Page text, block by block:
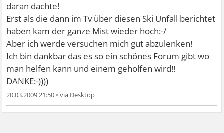
daran dachte!
Erst als die dann im Tv über diesen Ski Unfall berichtet
haben kam der ganze Mist wieder hoch:-/
Aber ich werde versuchen mich gut abzulenken!
Ich bin dankbar das es so ein schönes Forum gibt wo
man helfen kann und einem geholfen wird!!
DANKE:-))))
20.03.2009 21:50 •